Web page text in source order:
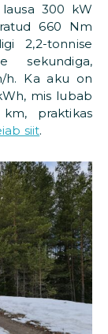
300 kW
660 Nm
2,2-tonnise
sekundiga,
h. Ka aku on
mis lubab
praktikas
siit.